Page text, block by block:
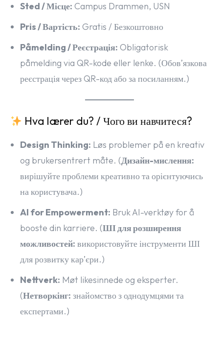
Sted / Місце: Campus Drammen, USN
Pris / Вартість: Gratis / Безкоштовно
Påmelding / Реєстрація: Obligatorisk
påmelding via QR-kode eller lenke. (Обов’язкова
реєстрація через QR-код або за посиланням.)
Hva lærer du? / Чого ви навчитеся?
Design Thinking: Løs problemer på en kreativ
og brukersentrert måte. (Дизайн-мислення:
вирішуйте проблеми креативно та орієнтуючись
на користувача.)
AI for Empowerment: Bruk AI-verktøy for å
booste din karriere. (ШІ для розширення
можливостей: використовуйте інструменти ШІ
для розвитку кар’єри.)
Nettverk: Møt likesinnede og eksperter.
(Нетворкінг: знайомство з однодумцями та
експертами.)